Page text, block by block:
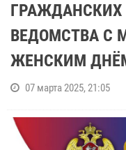
ВЕДОМСТВА С
ЖЕНСКИМ
07 марта 2025, 21:05